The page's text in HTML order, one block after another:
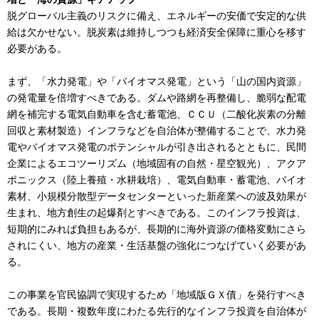
脱グローバル主義のリスクに備え、エネルギーの安価で安定的な供
給は欠かせない。脱炭素は維持しつつも経済安全保障に重心を移す
必要がある。
まず、「水力発電」や「バイオマス発電」という「山の国内資源」
の発電量を倍増すべきである。ダムや路網を再整備し、脆弱な配電
網を補完する電気自動車を含む蓄電池、ＣＣＵ（二酸化炭素の分離
回収と素材製造）インフラなどを自治体が整備することで、水力発
電やバイオマス発電のポテンシャルが引き出されるとともに、民間
企業によるエコツーリズム（地域固有の自然・星空観光）、アクア
ポニックス（陸上養殖・水耕栽培）、電気自動車・蓄電池、バイオ
素材、小規模分散型データセンターといった新産業への波及効果が
生まれ、地方創生の起爆剤とすべきである。このインフラ投資は、
短期的にみれば負担もあるが、長期的に海外資源の価格変動にさら
されにくい、地方の産業・生活基盤の強化につなげていく必要があ
る。
この事業を官民協調で実現するため「地域版ＧＸ債」を発行すべき
である。長期・複数年度にわたる先行的なインフラ投資を自治体が